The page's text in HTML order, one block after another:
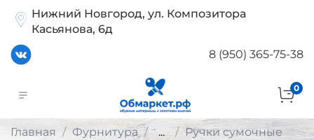
Нижний Новгород, ул. Композитора
Касьянова, 6д
8 (950) 365-75-38
0
Главная Фурнитура ... Ручки сумочные